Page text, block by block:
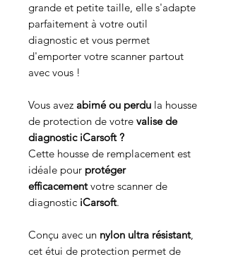
grande et petite taille, elle s'adapte
parfaitement à votre outil
diagnostic et vous permet
d'emporter votre scanner partout
avec vous !
Vous avez abimé ou perdu la housse
de protection de votre valise de
diagnostic iCarsoft ?
Cette housse de remplacement est
idéale pour protéger
efficacementvotre scanner de
diagnostic iCarsoft.
Conçu avec un nylon ultra résistant,
cet étui de protection permet de